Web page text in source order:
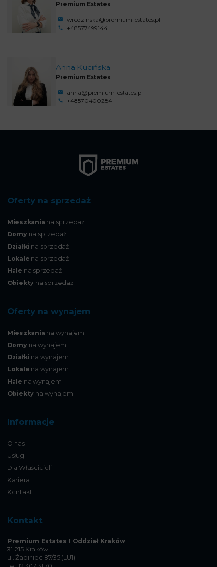
Premium Estates
wrodzinska@premium-estates.pl
+48577499144
Anna Kucińska
Premium Estates
anna@premium-estates.pl
+48570400284
Oferty na sprzedaż
Mieszkania na sprzedaż
Domy na sprzedaż
Działki na sprzedaż
Lokale na sprzedaż
Hale na sprzedaż
Obiekty na sprzedaż
Oferty na wynajem
Mieszkania na wynajem
Domy na wynajem
Działki na wynajem
Lokale na wynajem
Hale na wynajem
Obiekty na wynajem
Informacje
O nas
Usługi
Dla Właścicieli
Kariera
Kontakt
Kontakt
Premium Estates I Oddział Kraków
31-215 Kraków
ul. Żabiniec 87/35 (LU1)